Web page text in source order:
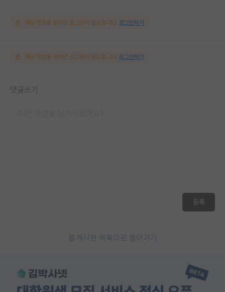
해당 댓글을 보려면 로그인이 필요합니다. 로그인하기
해당 댓글을 보려면 로그인이 필요합니다. 로그인하기
댓글쓰기
등록
게시판 목록으로 돌아가기